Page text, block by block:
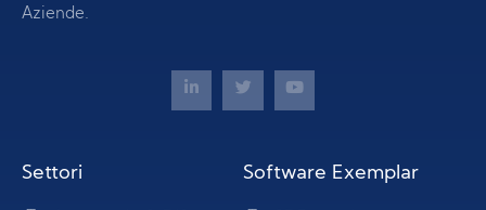
Aziende.
Settori Software Exemplar